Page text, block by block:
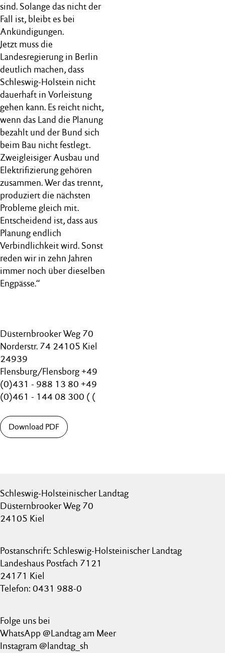
sind. Solange das nicht der
Fall ist, bleibt es bei
Ankündigungen.
Jetzt muss die
Landesregierung in Berlin
deutlich machen, dass
Schleswig-Holstein nicht
dauerhaft in Vorleistung
gehen kann. Es reicht nicht,
wenn das Land die Planung
bezahlt und der Bund sich
beim Bau nicht festlegt.
Zweigleisiger Ausbau und
Elektrifizierung gehören
zusammen. Wer das trennt,
produziert die nächsten
Probleme gleich mit.
Entscheidend ist, dass aus
Planung endlich
Verbindlichkeit wird. Sonst
reden wir in zehn Jahren
immer noch über dieselben
Engpässe.“
Düsternbrooker Weg 70
Norderstr. 74 24105 Kiel
24939
Flensburg/Flensborg +49
(0)431 - 988 13 80 +49
(0)461 - 144 08 300 ( (
Download PDF
Schleswig-Holsteinischer Landtag
Düsternbrooker Weg 70
24105 Kiel
Postanschrift: Schleswig-Holsteinischer Landtag
Landeshaus Postfach 7121
24171 Kiel
Telefon: 0431 988-0
Folge uns bei
WhatsApp @Landtag am Meer
Instagram @landtag_sh